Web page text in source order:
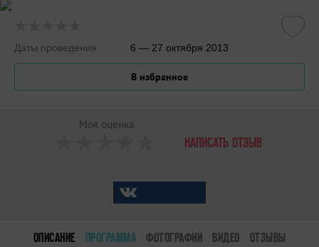
Даты проведения 6 — 27 октября 2013
В избранное
Моя оценка
НАПИСАТЬ ОТЗЫВ
ОПИСАНИЕ ПРОГРАММА ФОТОГРАФИИ ВИДЕО ОТЗЫВЫ